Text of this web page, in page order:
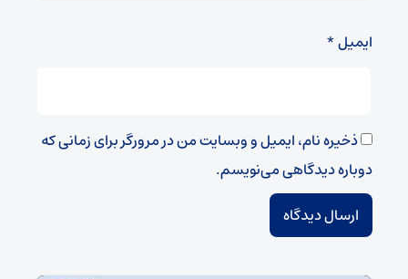
ایمیل*
ذخیره نام، ایمیل و وبسایت من در مرورگر برای زمانی که
دوباره دیدگاهی می‌نویسم.